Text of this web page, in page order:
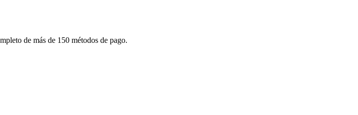
de más de 150 métodos de pago.